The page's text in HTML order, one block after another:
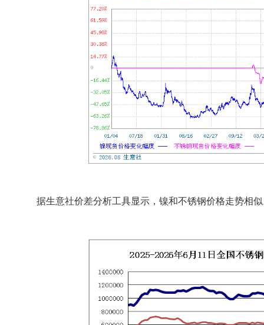
据生意社价差分析工具显示，镍和不锈钢价格走势相似